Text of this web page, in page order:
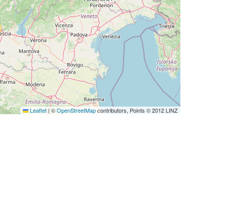
Leaflet|©OpenStreetMapcontributors, Points © 2012 LINZ